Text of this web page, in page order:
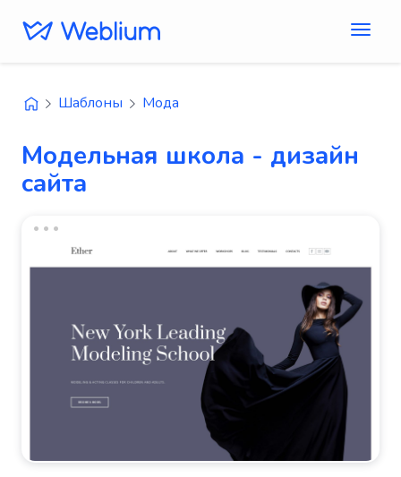
Шаблоны Мода
Модельная школа - дизайн
сайта